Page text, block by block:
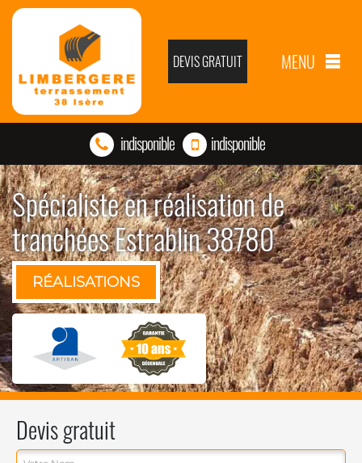
DEVIS GRATUIT MENU
indisponible indisponible
Spécialiste en réalisation de
tranchées Estrablin 38780
RÉALISATIONS
Devis gratuit